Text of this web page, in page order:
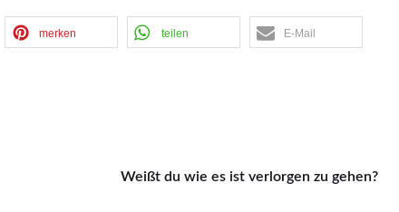
merken teilen E-Mail
Weißt du wie es ist verlorgen zu gehen?